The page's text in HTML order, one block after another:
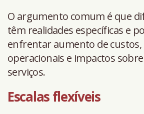
O argumento comum é que
têm realidades específicas e
enfrentar aumento de custos,
operacionais e impactos
serviços.
Escalas flexíveis